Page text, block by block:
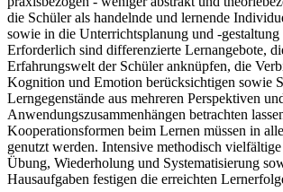
die Schüler als handelnde und lernende
sowie in die Unterrichtsplanung und -gestaltung
Erforderlich sind differenzierte Lernangebote,
Erfahrungswelt der Schüler anknüpfen, die
Kognition und Emotion berücksichtigen sowie
Lerngegenstände aus mehreren Perspektiven
Anwendungszusammenhängen betrachten
Kooperationsformen beim Lernen müssen in
genutzt werden. Intensive methodisch
Übung, Wiederholung und Systematisierung
Hausaufgaben festigen die erreichten